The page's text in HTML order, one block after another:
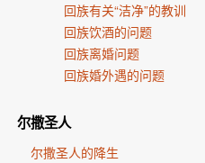
回族有关“洁净”的教训
回族饮酒的问题
回族离婚问题
回族婚外遇的问题
尔撒圣人
尔撒圣人的降生